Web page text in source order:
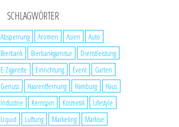
SCHLAGWÖRTER
Absperrung Aromen Asien
Auto
Bierbank
Bierbankgarnitur
Dienstleistung
E-Zigarette
Einrichtung Event
Garten
Genuss
Haarentfernung Hamburg
Haus
Industrie
Kernspin Kosmetik
Lifestyle
Liquid
Lüftung Marketing Markise